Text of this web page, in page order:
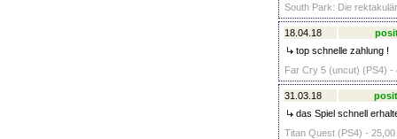
South Park: Die
18.04.18
top schnelle zahlung !
Far Cry 5 (uncut) (PS4) -
31.03.18
das Spiel schnell
Titan Quest (PS4) - 25,00